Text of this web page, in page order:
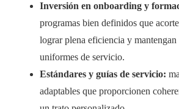
Inversión en onboarding y
programas bien definidos que
lograr plena eficiencia y mantengan
uniformes de servicio.
Estándares y guías de servicio:
adaptables que proporcionen